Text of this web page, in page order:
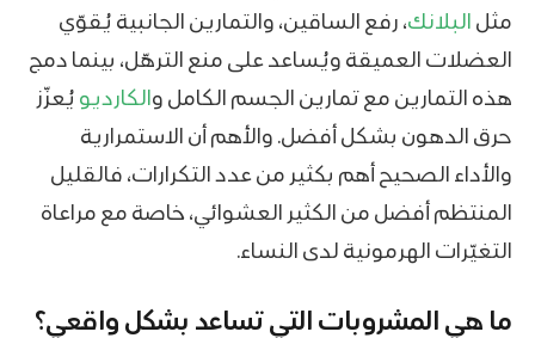
مثل البلانك، رفع الساقين، والتمارين الجانبية يُقوّي
العضلات العميقة ويُساعد على منع الترهّل، بينما دمج
هذه التمارين مع تمارين الجسم الكامل والكارديو يُعزّز
حرق الدهون بشكل أفضل. والأهم أن الاستمرارية
والأداء الصحيح أهم بكثير من عدد التكرارات، فالقليل
المنتظم أفضل من الكثير العشوائي، خاصة مع مراعاة
التغيّرات الهرمونية لدى النساء.
ما هي المشروبات التي تساعد بشكل واقعي؟